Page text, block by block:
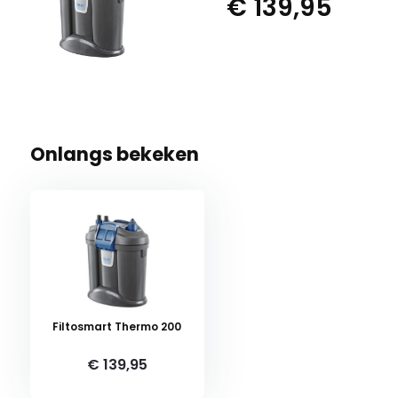
€ 139,95
Onlangs bekeken
Filtosmart Thermo 200
€ 139,95